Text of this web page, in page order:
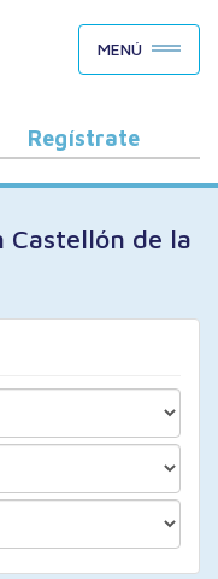
MENÚ
Regístrate
Castellón de la